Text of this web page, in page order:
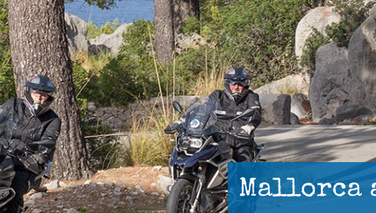
Mallorca